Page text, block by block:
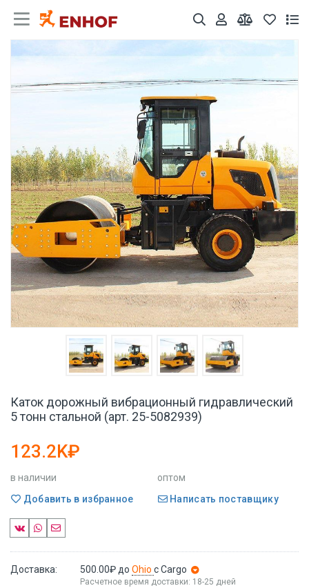
Каток дорожный вибрационный гидравлический
5 тонн стальной (арт. 25-5082939)
123.2K₽
в наличии
оптом
Добавить в избранное
Написать поставщику
Доставка: 500.00₽ до Ohio с Cargo
Расчетное время доставки: 18-25 дней